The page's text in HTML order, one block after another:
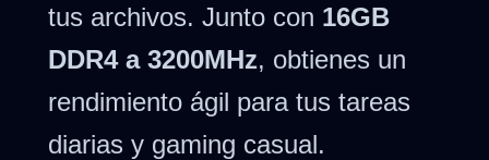
tus archivos. Junto con 16GB
DDR4 a 3200MHz, obtienes un
rendimiento ágil para tus tareas
diarias y gaming casual.